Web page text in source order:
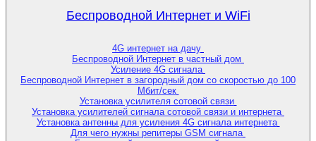
Беспроводной Интернет и WiFi
4G интернет на дачу
Беспроводной Интернет в частный дом
Усиление 4G сигнала
Беспроводной Интернет в загородный дом со скоростью до 100
Мбит/сек
Установка усилителя сотовой связи
Установка усилителей сигнала сотовой связи и интернета
Установка антенны для усиления 4G сигнала интернета
Для чего нужны репитеры GSM сигнала